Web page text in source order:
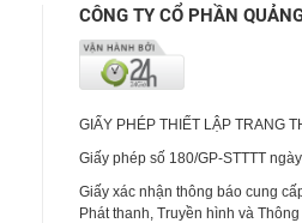
CÔNG TY CỔ PHẦN
GIẤY PHÉP THIẾT LẬP TRANG
Giấy phép số 180/GP-STTTT
Giấy xác nhận thông báo cung
Phát thanh, Truyền hình và